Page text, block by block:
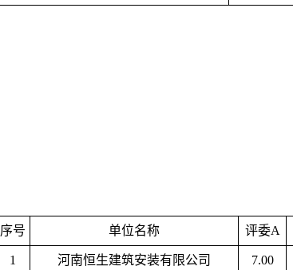
序号 单位名称 评委A
1 河南恒生建筑安装有限公司 7.00